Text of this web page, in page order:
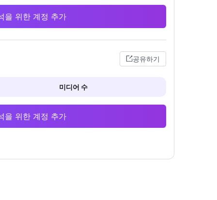
을 위한 계정 추가
공유하기
미디어 수
을 위한 계정 추가